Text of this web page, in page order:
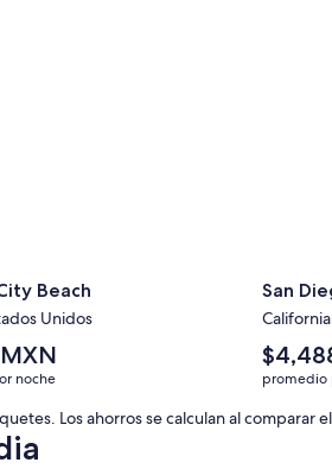
Beach
Unidos
noche
San
El
precio
promedio
por
promedio
Los ahorros se calculan al